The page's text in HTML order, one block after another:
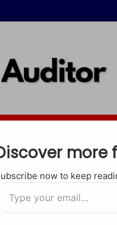
के बीच हिंसक विवाद, आरोप-प्रत्यारोप
more
now to keep